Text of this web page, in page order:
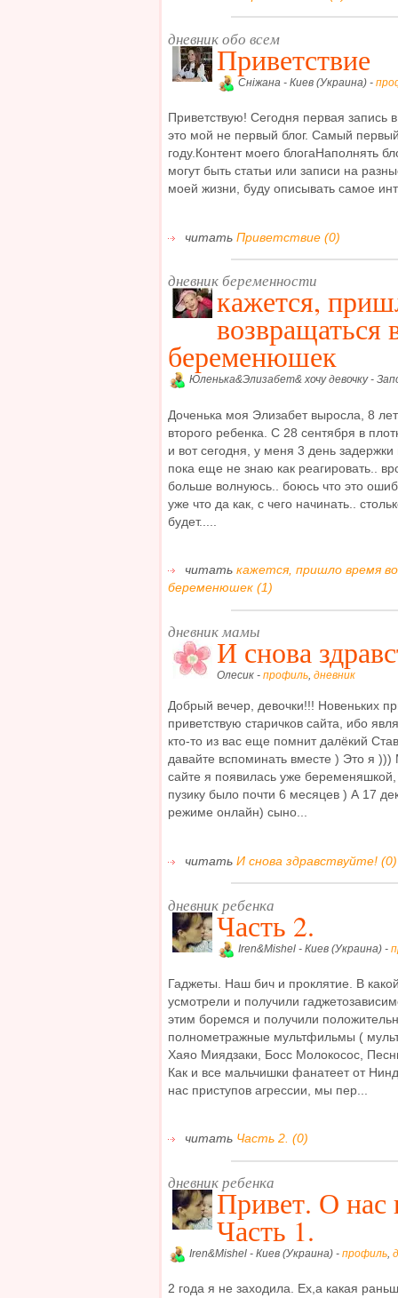
дневник обо всем
Приветствие
Сніжана - Киев (Украина) -
Приветствую! Сегодня первая запись
это мой не первый блог. Самый
году.Контент моего блогаНаполнять
могут быть статьи или записи на
моей жизни, буду описывать самое
читать Приветствие (0)
дневник беременности
кажется,
возвращаться
беременюшек
Юленька&Элизабет& хочу девочку -
Доченька моя Элизабет выросла, 8
второго ребенка. С 28 сентября в
и вот сегодня, у меня 3 день
пока еще не знаю как реагировать..
больше волнуюсь.. боюсь что это
уже что да как, с чего начинать..
будет.....
читать кажется, пришло время
беременюшек (1)
дневник мамы
И снова
Олесик - профиль, дневник
Добрый вечер, девочки!!! Новеньких
приветствую старичков сайта, ибо
кто-то из вас еще помнит далёкий
давайте вспоминать вместе ) Это я
сайте я появилась уже
пузику было почти 6 месяцев ) А 17
режиме онлайн) сыно...
читать И снова здравствуйте! (0)
дневник ребенка
Часть 2.
Iren&Mishel - Киев (Украина) -
Гаджеты. Наш бич и проклятие. В
усмотрели и получили
этим боремся и получили
полнометражные мультфильмы (
Хаяо Миядзаки, Босс Молокосос,
Как и все мальчишки фанатеет от
нас приступов агрессии, мы пер...
читать Часть 2. (0)
дневник ребенка
Привет. О нас
Часть 1.
Iren&Mishel - Киев (Украина) - профиль,
2 года я не заходила. Ех,а какая